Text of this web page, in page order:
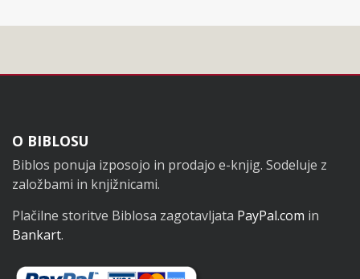
Noga
O BIBLOSU
Biblos ponuja izposojo in prodajo e-knjig. Sodeluje z
založbami in knjižnicami.
Plačilne storitve Biblosa zagotavljata PayPal.com in
Bankart.